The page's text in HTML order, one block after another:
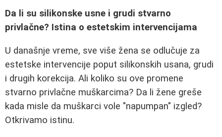
Da li su silikonske usne i grudi stvarno
privlačne? Istina o estetskim intervencijama
U današnje vreme, sve više žena se odlučuje za
estetske intervencije poput silikonskih usana, grudi
i drugih korekcija. Ali koliko su ove promene
stvarno privlačne muškarcima? Da li žene greše
kada misle da muškarci vole "napumpan" izgled?
Otkrivamo istinu.